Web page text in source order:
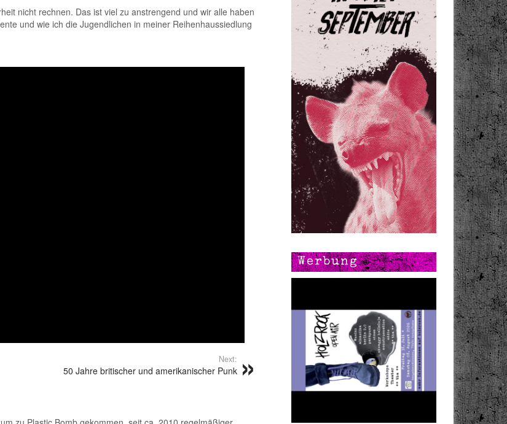
nicht rechnen. Das ist viel zu anstrengend und wir alle haben
und wie ich die Jugendlichen in meiner Reihenhaussiedlung
Next:
50 Jahre britischer und amerikanischer Punk
Werbung